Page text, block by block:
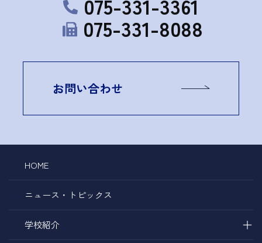
075-331-8088
お問い合わせ
HOME
ニュース・トピックス
学校紹介 ＋